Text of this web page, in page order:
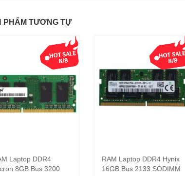
PHẨM TƯƠNG TỰ
Thêm vào giỏ hàng
Laptop DDR4
8GB Bus 3200
Thêm vào giỏ hàng
RAM Laptop DDR4 Hynix
16GB Bus 2133 SODIMM